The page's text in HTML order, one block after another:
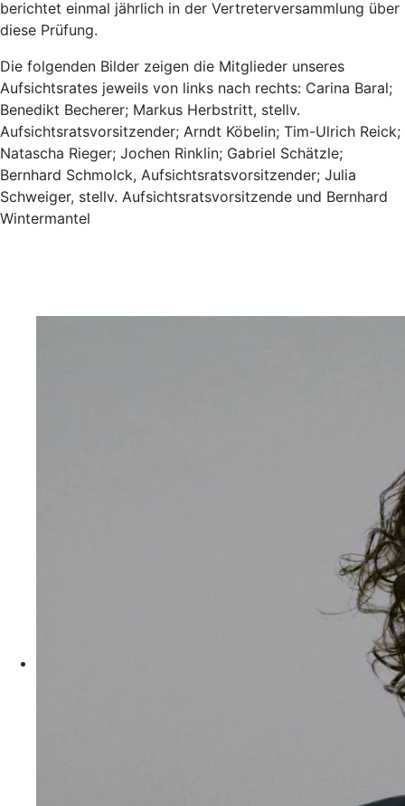
berichtet einmal jährlich in der Vertreterversammlung über
diese Prüfung.
Die folgenden Bilder zeigen die Mitglieder unseres
Aufsichtsrates jeweils von links nach rechts: Carina Baral;
Benedikt Becherer; Markus Herbstritt, stellv.
Aufsichtsratsvorsitzender; Arndt Köbelin; Tim-Ulrich Reick;
Natascha Rieger; Jochen Rinklin; Gabriel Schätzle;
Bernhard Schmolck, Aufsichtsratsvorsitzender; Julia
Schweiger, stellv. Aufsichtsratsvorsitzende und Bernhard
Wintermantel